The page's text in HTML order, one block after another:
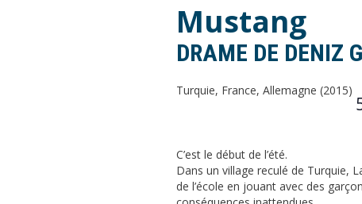
Mustang
DRAME DE DENIZ
Turquie, France, Allemagne (2015)
C’est le début de l’été.
Dans un village reculé de Turquie,
de l’école en jouant avec des